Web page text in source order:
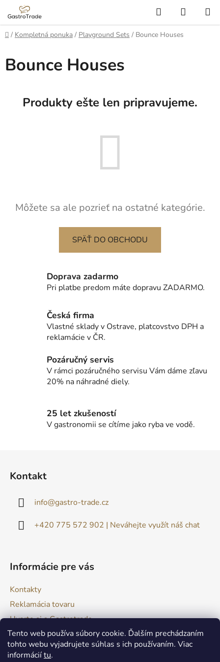
Tento web používa súbory cookie. Ďalším prechádzaním
tohto webu vyjadrujete súhlas s ich používaním. Viac
informáciítu.
Prejsť
obsah
Hľadať
KOŠÍK
Domov
/ Kompletná ponuka / Playground Sets / Bounce Houses
Bounce Houses
Produkty ešte len pripravujeme.
Môžete sa ale pozrieť na ostatné kategórie.
SPÄŤ DO OBCHODU
Doprava zadarmo
Pri platbe predom máte dopravu ZADARMO.
Česká firma
Vlastné sklady v Ostrave, platcovstvo DPH a
reklamácie v ČR.
Pozáručný servis
V rámci pozáručného servisu Vám dáme zľavu
20% na náhradné diely.
25 let zkušeností
V gastronomii se cítíme jako ryba ve vodě.
Kontakt
info@gastro-trade.cz
+420 775 572 902 | Neváhejte využít náš chat
Informácie pre vás
Kontakty
Reklamácia tovaru
Uvarte si s Gastrotrade
Naše produkty - Tipy a triky
Obchodné podmienky